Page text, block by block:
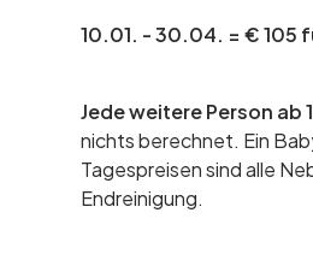
10.01. - 30.04. = € 105
Jede weitere Person ab
nichts berechnet. Ein
Tagespreisen sind alle
Endreinigung.